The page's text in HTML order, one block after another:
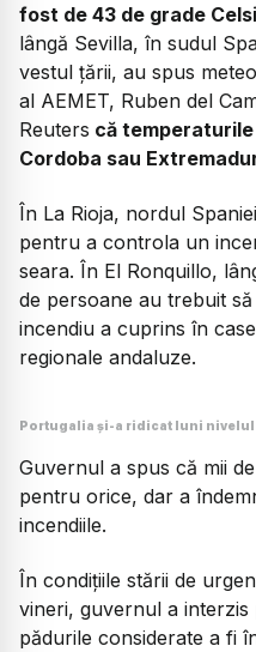
fost de 43 de grade
lângă Sevilla, în sudul
vestul țării, au spus
al AEMET, Ruben del
Reuters că
Cordoba sau
În La Rioja, nordul
pentru a controla un
seara. În El Ronquillo,
de persoane au trebuit
incendiu a cuprins în
regionale andaluze.
Portugalia și-a ridicat luni nivelul
Guvernul a spus că mii
pentru orice, dar a
incendiile.
În condițiile stării de
vineri, guvernul a
pădurile considerate a fi